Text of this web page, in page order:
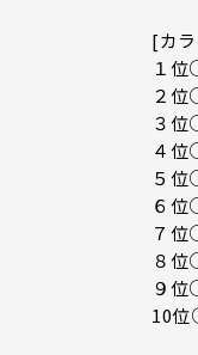
[カ
１
２
３
４
５
６
７位
８
９位
10